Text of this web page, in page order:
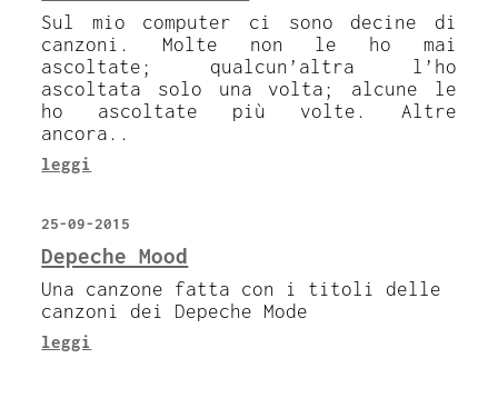
Sul mio computer ci sono decine di
canzoni. Molte non le ho mai
ascoltate; qualcun’altra l’ho
ascoltata solo una volta; alcune le
ho ascoltate più volte. Altre
ancora..
leggi
25-09-2015
Depeche Mood
Una canzone fatta con i titoli delle
canzoni dei Depeche Mode
leggi